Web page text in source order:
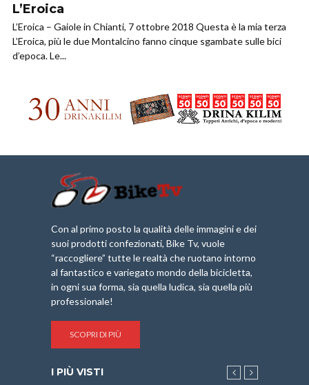
L’Eroica
L’Eroica – Gaiole in Chianti, 7 ottobre 2018 Questa è la mia terza
L’Eroica, più le due Montalcino fanno cinque sgambate sulle bici
d’epoca. Le...
Con al primo posto la qualità delle immagini e dei
suoi prodotti confezionati, Bike Tv, vuole
“raccogliere” tutte le realtà che ruotano intorno
al fantastico e variegato mondo della bicicletta,
in ogni sua forma, sia quella ludica, sia quella più
professionale!
SCOPRI DI PIÙ
I PIÙ VISTI